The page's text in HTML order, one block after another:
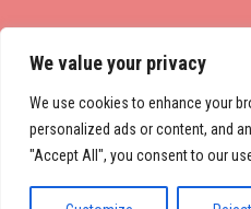
We value your privacy
We use cookies to enhance your
personalized ads or content, and
"Accept All", you consent to our